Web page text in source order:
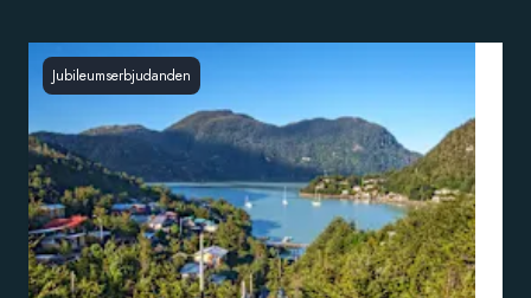
Jubileumserbjudanden